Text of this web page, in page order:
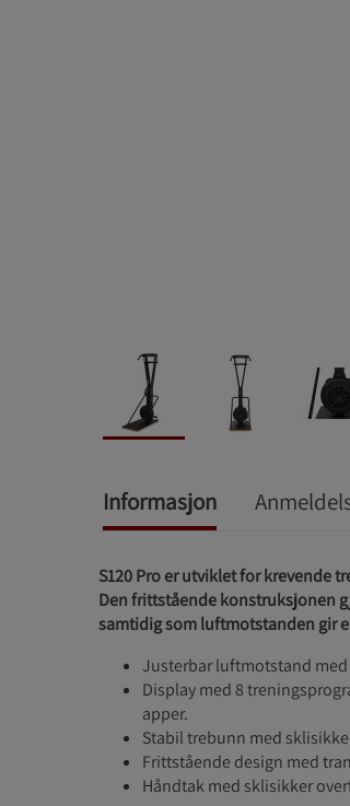
Informasjon
S120 Pro er utviklet for krevende
Den frittstående konstruksjonen
samtidig som luftmotstanden gir
Justerbar luftmotstand
Display med 8
apper.
Stabil trebunn med
Frittstående design med
Håndtak med sklisikker